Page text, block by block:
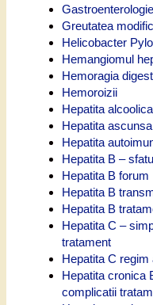
Greutatea
Helicobacter
Hemangiomul
Hemoragia
Hemoroizii
Hepatita
Hepatita ascunsa
Hepatita
Hepatita B –
Hepatita B forum
Hepatita B
Hepatita B
Hepatita C –
tratament
Hepatita C regim
Hepatita cronica
complicatii